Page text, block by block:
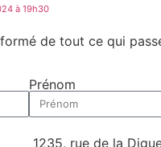
à 19h30
de tout ce qui
Prénom
1235, rue de la